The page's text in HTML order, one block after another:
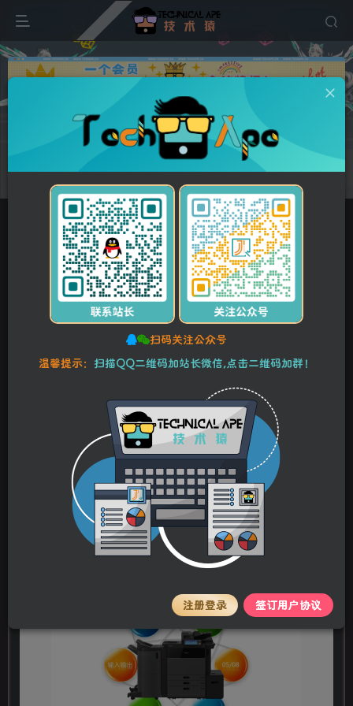
广告
维修资料 东芝TOSHIBA 正文
此内容为付费资源，请付费后查看
Y币5 Y币10
【VIP】普通会员 免费 【SVIP】至尊会员
立即购买
您当前未登录！建议登录后购买，可保存购买订单。
本站资源均为作者特供和网友推荐收集整理而来，仅供学习和研究使
用，请在下载后24小时内删除，谢谢合作！
东芝 e-STUDIO 5616AC 6616AC 7616AC 复
印机中文服务便携维修代码手册
stalker
2年前更新
关注
0
扫码关注公众号
温馨提示： 扫描QQ二维码加站长微信,点击二维码加群！
注册登录 签订用户协议